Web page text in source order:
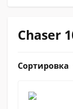
Chaser
Сортировка